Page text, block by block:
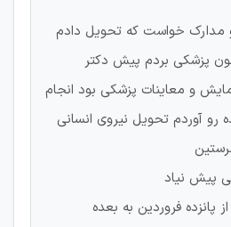
خواست که تحویل دادم
پزشکی بردم پیش دکتر
و معاینات پزشکی بود انجام
رو آوردم تحویل نیروی انسانی
پیش نیاد
پانزده فروردین به بعده